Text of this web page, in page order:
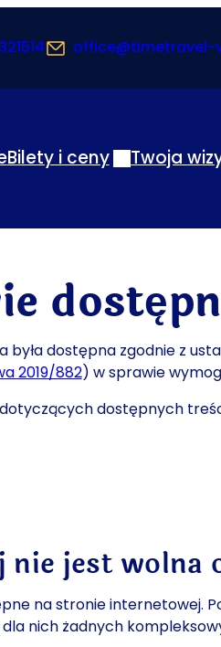
office@timetravel-
Bilety i ceny Twoja
dostępna zgodnie z
2019/882(Otwiera się w
) w sprawie
dostępnych
jest wolna
na stronie internetowej.
nich żadnych